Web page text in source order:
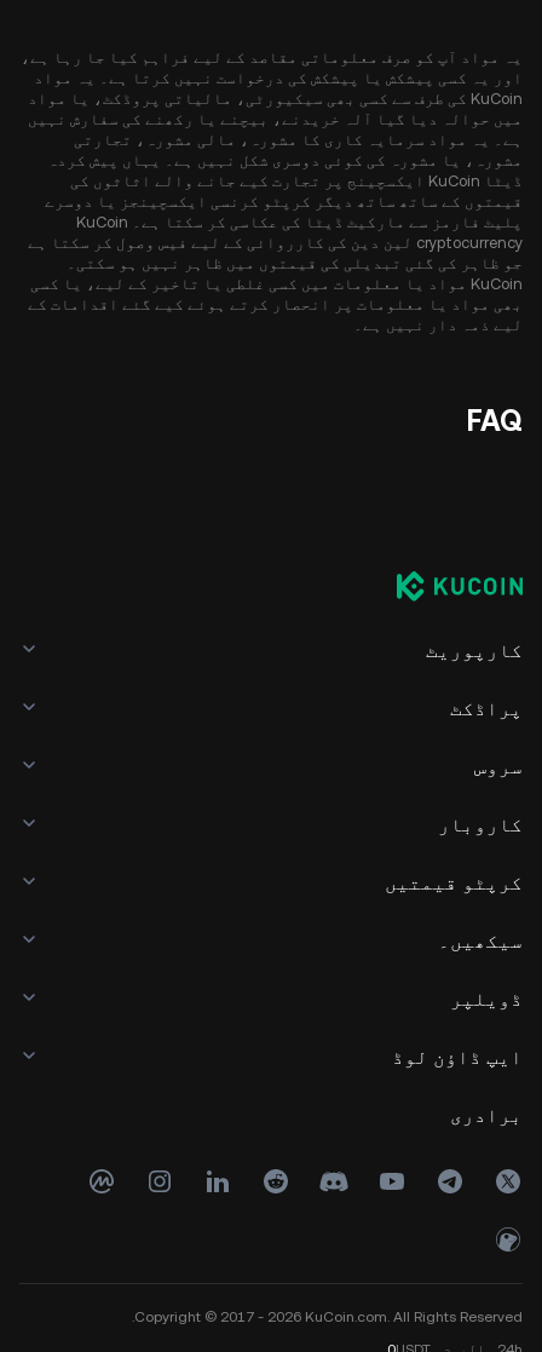
یہ مواد آپ کو صرف معلوماتی مقاصد کے لیے فراہم کیا جا رہا ہے،
اور یہ کسی پیشکش یا پیشکش کی درخواست نہیں کرتا ہے۔ یہ مواد
KuCoin کی طرف سے کسی بھی سیکیورٹی، مالیاتی پروڈکٹ، یا مواد
میں حوالہ دیا گیا آلہ خریدنے، بیچنے یا رکھنے کی سفارش نہیں
ہے۔ یہ مواد سرمایہ کاری کا مشورہ، مالی مشورہ، تجارتی
مشورہ، یا مشورہ کی کوئی دوسری شکل نہیں ہے۔ یہاں پیش کردہ
ڈیٹا KuCoin ایکسچینج پر تجارت کیے جانے والے اثاثوں کی
قیمتوں کے ساتھ ساتھ دیگر کرپٹو کرنسی ایکسچینجز یا دوسرے
پلیٹ فارمز سے مارکیٹ ڈیٹا کی عکاسی کر سکتا ہے۔ KuCoin
cryptocurrency لین دین کی کارروائی کے لیے فیس وصول کر سکتا ہے
جو ظاہر کی گئی تبدیلی کی قیمتوں میں ظاہر نہیں ہو سکتی۔
KuCoin مواد یا معلومات میں کسی غلطی یا تاخیر کے لیے، یا کسی
بھی مواد یا معلومات پر انحصار کرتے ہوئے کیے گئے اقدامات کے
لیے ذمہ دار نہیں ہے۔
FAQ
کارپوریٹ
پراڈکٹ
سروس
کاروبار
کرپٹو قیمتیں
سیکھیں۔
ڈویلپر
ایپ ڈاؤن لوڈ
برادری
Copyright © 2017 - 2026 KuCoin.com. All Rights Reserved.